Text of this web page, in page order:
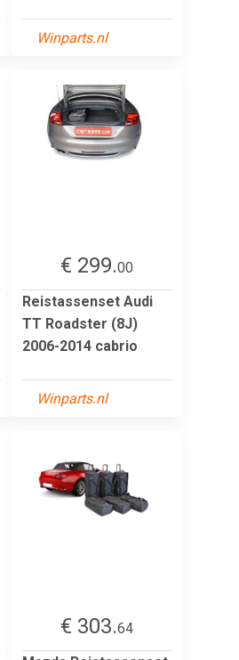
Winparts.nl
€ 299.00
Reistassenset Audi
TT Roadster (8J)
2006-2014 cabrio
Winparts.nl
€ 303.64